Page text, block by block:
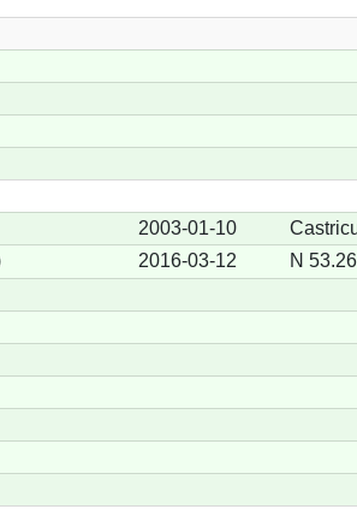
2003-01-10
2016-03-12 N